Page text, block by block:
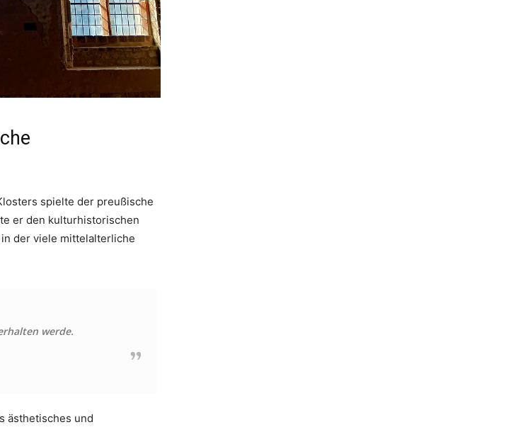
spielte der preußische
er den kulturhistorischen
der viele mittelalterliche
werde.
ästhetisches und